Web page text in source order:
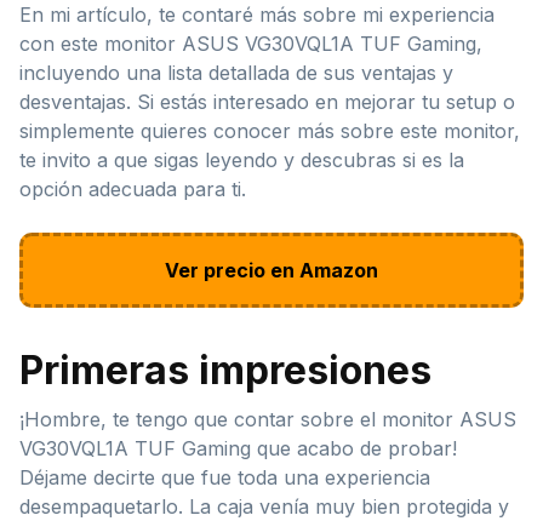
En mi artículo, te contaré más sobre mi experiencia
con este monitor ASUS VG30VQL1A TUF Gaming,
incluyendo una lista detallada de sus ventajas y
desventajas. Si estás interesado en mejorar tu setup o
simplemente quieres conocer más sobre este monitor,
te invito a que sigas leyendo y descubras si es la
opción adecuada para ti.
Ver precio en Amazon
Primeras impresiones
¡Hombre, te tengo que contar sobre el monitor ASUS
VG30VQL1A TUF Gaming que acabo de probar!
Déjame decirte que fue toda una experiencia
desempaquetarlo. La caja venía muy bien protegida y